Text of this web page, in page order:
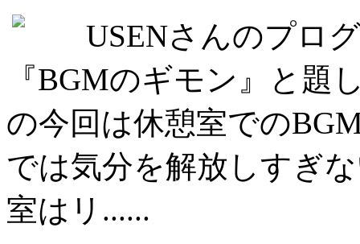
USENさんのプロ
『BGMのギモン』と題
の今回は休憩室での
では気分を解放しすぎ
室はリ......